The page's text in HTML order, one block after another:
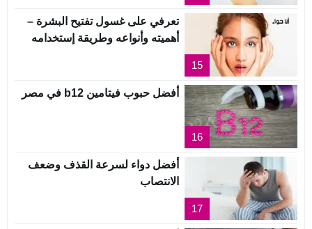
15
تعرفي على غسول تفتيح البشرة –
أهميته وأنواعه وطريقة إستخدامه
16
أفضل حبوب فيتامين b12 في مصر
17
أفضل دواء لسرعة القذف وضعف
الانتصاب